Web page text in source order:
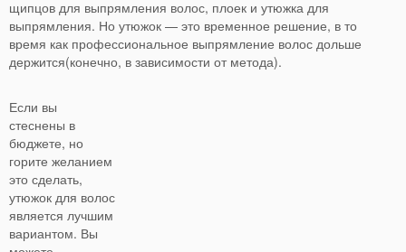
щипцов для выпрямления волос, плоек и утюжка для
выпрямления. Но утюжок — это временное решение, в то
время как профессиональное выпрямление волос дольше
держится(конечно, в зависимости от метода).
Если вы
стеснены в
бюджете, но
горите желанием
это сделать,
утюжок для волос
является лучшим
вариантом. Вы